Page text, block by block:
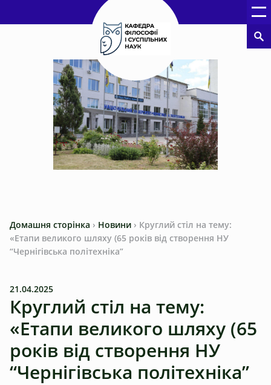
Домашня сторінка › Новини › Круглий стіл на тему:
«Етапи великого шляху (65 років від створення НУ
“Чернігівська політехніка”
21.04.2025
Круглий стіл на тему:
«Етапи великого шляху (65
років від створення НУ
“Чернігівська політехніка”